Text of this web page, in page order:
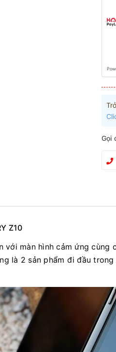
Gọi
Z10
với màn hình cảm ứng cùng
là 2 sản phẩm đi đầu